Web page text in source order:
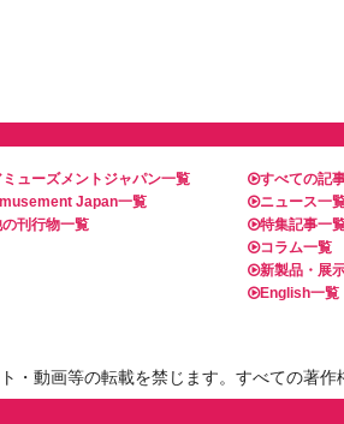
ューズメントジャパン一覧
Japan一覧
刊行物一覧
すべての記
ニュース一
特集記事一
コラム一覧
新製品・展
English一覧
・動画等の転載を禁じます。すべての著